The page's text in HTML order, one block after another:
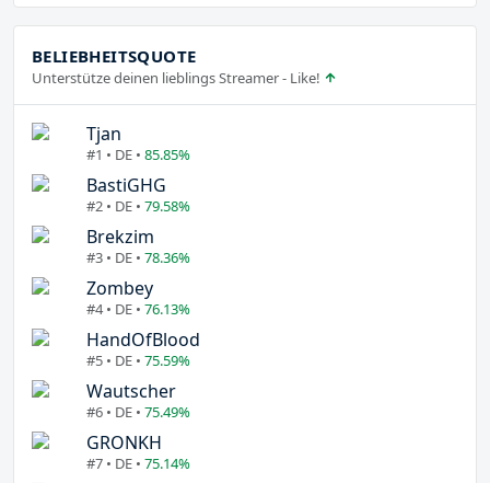
BELIEBHEITSQUOTE
Unterstütze deinen lieblings Streamer - Like!
Tjan
#1 • DE • 85.85%
BastiGHG
#2 • DE • 79.58%
Brekzim
#3 • DE • 78.36%
Zombey
#4 • DE • 76.13%
HandOfBlood
#5 • DE • 75.59%
Wautscher
#6 • DE • 75.49%
GRONKH
#7 • DE • 75.14%